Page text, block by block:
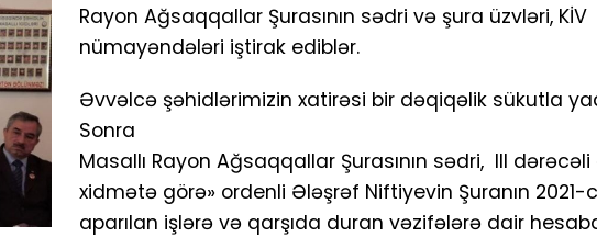
Rayon Ağsaqqallar Şurasının sədri və şura üzvləri, KİV
nümayəndələri iştirak ediblər.
Əvvəlcə şəhidlərimizin xatirəsi bir dəqiqəlik sükutla
Sonra
Masallı Rayon Ağsaqqallar Şurasının sədri, III
xidmətə görə» ordenli Ələşrəf Niftiyevin Şuranın 2021-
aparılan işlərə və qarşıda duran vəzifələrə dair